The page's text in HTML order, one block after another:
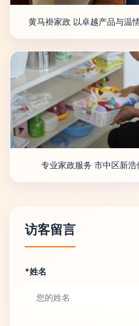
黄马褂家政 以卓越产品与温
专业家政服务 市中区新
访客留言
*姓名